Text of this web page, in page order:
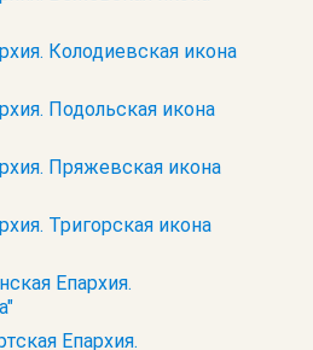
Колодиевская икона
Подольская икона
Пряжевская икона
Тригорская икона
Епархия.
Епархия.